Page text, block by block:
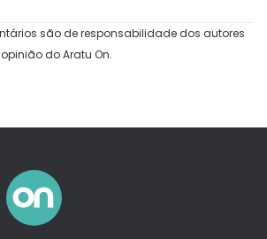
são de responsabilidade dos autores
do Aratu On.